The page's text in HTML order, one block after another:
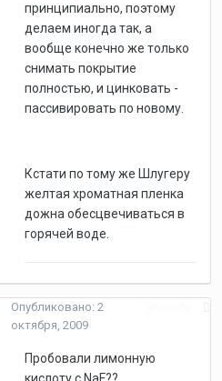
принципиально, поэтому
делаем иногда так, а
вообще конечно же только
снимать покрытие
полностью, и цинковать -
пассивировать по новому.
Кстати по тому же Шлугеру
желтая хроматная пленка
дожна обесцвечиваться в
горячей воде.
Опубликовано: 2
октября, 2009
Пробовали лимонную